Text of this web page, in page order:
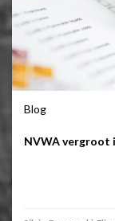
Blog
NVWA vergroot